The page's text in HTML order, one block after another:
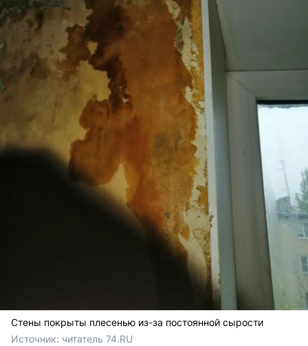
Стены покрыты плесенью из-за постоянной сырости
Источник: читатель 74.RU